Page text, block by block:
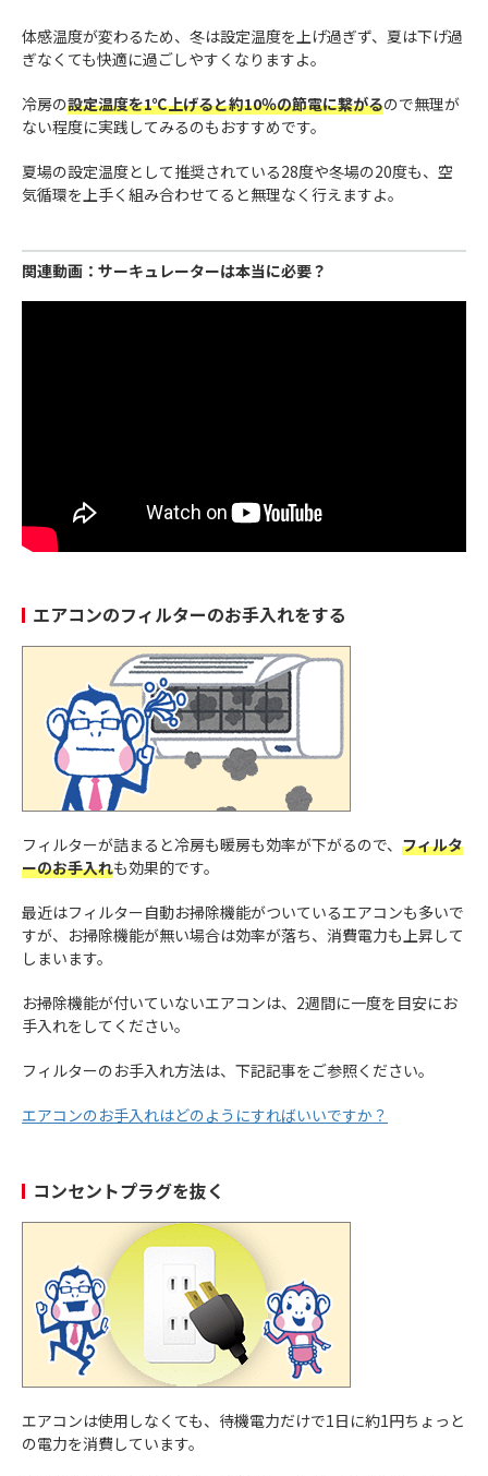
体感温度が変わるため、冬は設定温度を上げ過ぎず、夏は下げ過
ぎなくても快適に過ごしやすくなりますよ。
冷房の設定温度を1℃上げると約10％の節電に繋がるので無理が
ない程度に実践してみるのもおすすめです。
夏場の設定温度として推奨されている28度や冬場の20度も、空
気循環を上手く組み合わせてると無理なく行えますよ。
関連動画：サーキュレーターは本当に必要？
エアコンのフィルターのお手入れをする
フィルターが詰まると冷房も暖房も効率が下がるので、 フィルタ
ーのお手入れも効果的です。
最近はフィルター自動お掃除機能がついているエアコンも多いで
すが、お掃除機能が無い場合は効率が落ち、消費電力も上昇して
しまいます。
お掃除機能が付いていないエアコンは、2週間に一度を目安にお
手入れをしてください。
フィルターのお手入れ方法は、下記記事をご参照ください。
エアコンのお手入れはどのようにすればいいですか？
コンセントプラグを抜く
エアコンは使用しなくても、待機電力だけで1日に約1円ちょっと
の電力を消費しています。